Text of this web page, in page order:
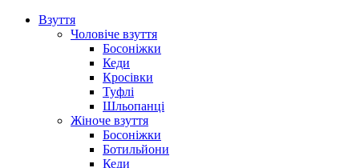
Взуття
Чоловіче взуття
Босоніжки
Кеди
Кросівки
Туфлі
Шльопанці
Жіноче взуття
Босоніжки
Ботильйони
Кеди